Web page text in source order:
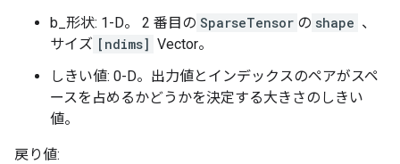
b_形状: 1-D。 2 番目の SparseTensor の shape 、
サイズ [ndims] Vector。
しきい値: 0-D。出力値とインデックスのペアがスペ
ースを占めるかどうかを決定する大きさのしきい
値。
戻り値: